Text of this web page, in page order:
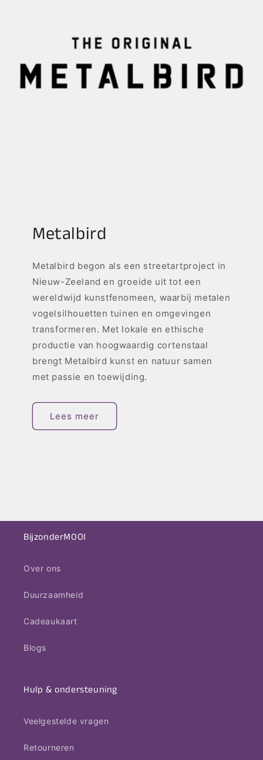
Metalbird
Metalbird begon als een streetartproject in
Nieuw-Zeeland en groeide uit tot een
wereldwijd kunstfenomeen, waarbij metalen
vogelsilhouetten tuinen en omgevingen
transformeren. Met lokale en ethische
productie van hoogwaardig cortenstaal
brengt Metalbird kunst en natuur samen
met passie en toewijding.
Lees meer
BijzonderMOOI
Over ons
Duurzaamheid
Cadeaukaart
Blogs
Hulp & ondersteuning
Veelgestelde vragen
Retourneren